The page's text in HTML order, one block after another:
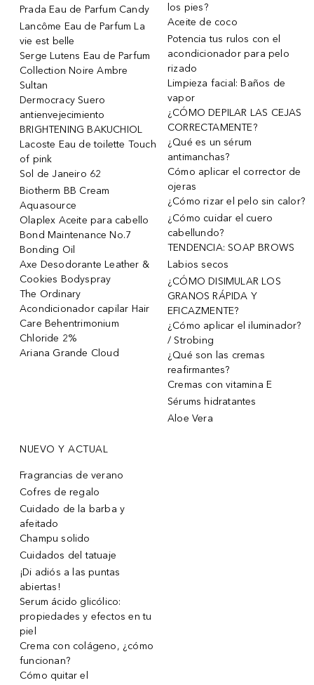
Prada Eau de Parfum Candy
Lancôme Eau de Parfum La
vie est belle
Serge Lutens Eau de Parfum
Collection Noire Ambre
Sultan
Dermocracy Suero
antienvejecimiento
BRIGHTENING BAKUCHIOL
Lacoste Eau de toilette Touch
of pink
Sol de Janeiro 62
Biotherm BB Cream
Aquasource
Olaplex Aceite para cabello
Bond Maintenance No.7
Bonding Oil
Axe Desodorante Leather &
Cookies Bodyspray
The Ordinary
Acondicionador capilar Hair
Care Behentrimonium
Chloride 2%
Ariana Grande Cloud
los pies?
Aceite de coco
Potencia tus rulos con el
acondicionador para pelo
rizado
Limpieza facial: Baños de
vapor
¿CÓMO DEPILAR LAS CEJAS
CORRECTAMENTE?
¿Qué es un sérum
antimanchas?
Cómo aplicar el corrector de
ojeras
¿Cómo rizar el pelo sin calor?
¿Cómo cuidar el cuero
cabellundo?
TENDENCIA: SOAP BROWS
Labios secos
¿CÓMO DISIMULAR LOS
GRANOS RÁPIDA Y
EFICAZMENTE?
¿Cómo aplicar el iluminador?
/ Strobing
¿Qué son las cremas
reafirmantes?
Cremas con vitamina E
Sérums hidratantes
Aloe Vera
NUEVO Y ACTUAL
Fragrancias de verano
Cofres de regalo
Cuidado de la barba y
afeitado
Champu solido
Cuidados del tatuaje
¡Di adiós a las puntas
abiertas!
Serum ácido glicólico:
propiedades y efectos en tu
piel
Crema con colágeno, ¿cómo
funcionan?
Cómo quitar el